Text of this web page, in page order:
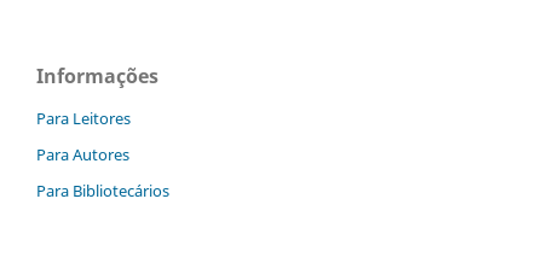
Informações
Para Leitores
Para Autores
Para Bibliotecários